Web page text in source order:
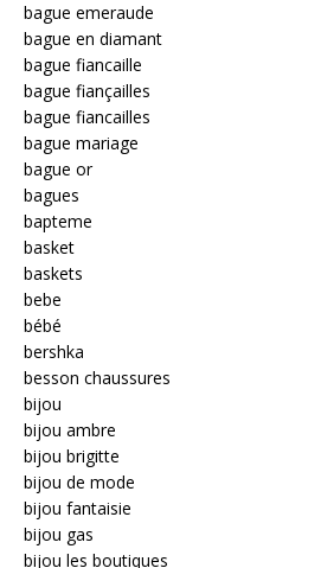
bague emeraude
bague en diamant
bague fiancaille
bague fiançailles
bague fiancailles
bague mariage
bague or
bagues
bapteme
basket
baskets
bebe
bébé
bershka
besson chaussures
bijou
bijou ambre
bijou brigitte
bijou de mode
bijou fantaisie
bijou gas
bijou les boutiques